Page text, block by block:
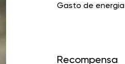
Gasto de energia
Recompensa